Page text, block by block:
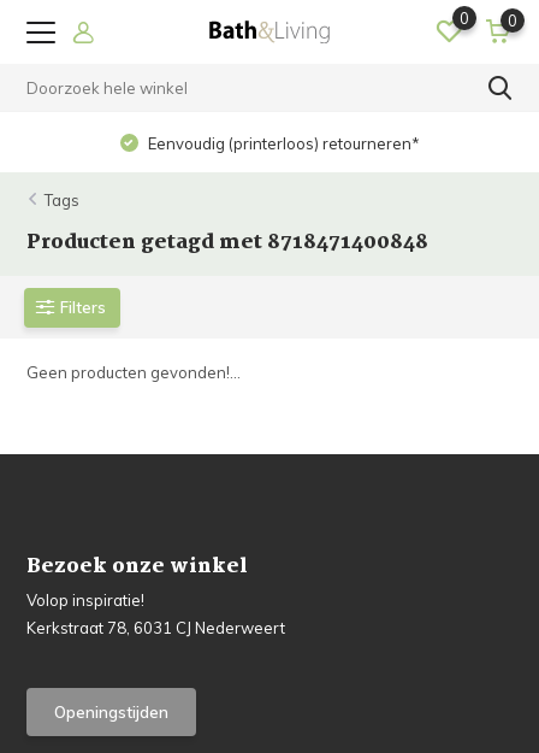
0 0
Eenvoudig (printerloos) retourneren*
Tags
Producten getagd met 8718471400848
Filters
Geen producten gevonden!...
Bezoek onze winkel
Volop inspiratie!
Kerkstraat 78, 6031 CJ Nederweert
Openingstijden